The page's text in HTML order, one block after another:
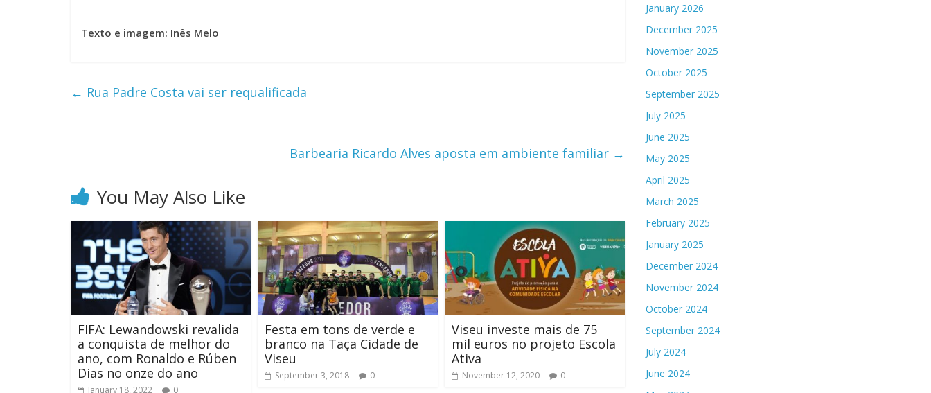
Texto e imagem: Inês Melo
← Rua Padre Costa vai ser requalificada
Barbearia Ricardo Alves aposta em ambiente familiar →
You May Also Like
FIFA: Lewandowski revalida
a conquista de melhor do
ano, com Ronaldo e Rúben
Dias no onze do ano
January 18, 2022 0
Festa em tons de verde e
branco na Taça Cidade de
Viseu
September 3, 2018 0
Viseu investe mais de 75
mil euros no projeto Escola
Ativa
November 12, 2020 0
January 2026
December 2025
November 2025
October 2025
September 2025
July 2025
June 2025
May 2025
April 2025
March 2025
February 2025
January 2025
December 2024
November 2024
October 2024
September 2024
July 2024
June 2024